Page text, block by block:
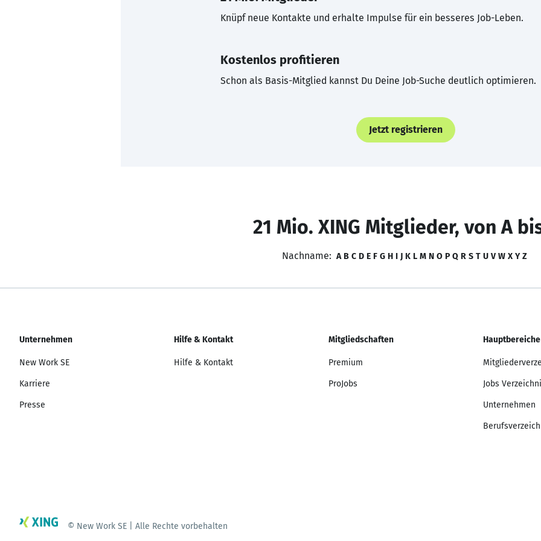
Knüpf neue Kontakte und erhalte Impulse für ein besseres Job-Leben.
Kostenlos profitieren
Schon als Basis-Mitglied kannst Du Deine Job-Suche deutlich optimieren.
Jetzt registrieren
21 Mio. XING Mitglieder, von A
Nachname: A B C D E F G H I J K L M N O P Q R S T U V W X Y Z
Unternehmen
New Work SE
Karriere
Presse
Hilfe & Kontakt
Hilfe & Kontakt
Mitgliedschaften
Premium
ProJobs
Hauptbereiche
Jobs
Unternehmen
© New Work SE | Alle Rechte vorbehalten